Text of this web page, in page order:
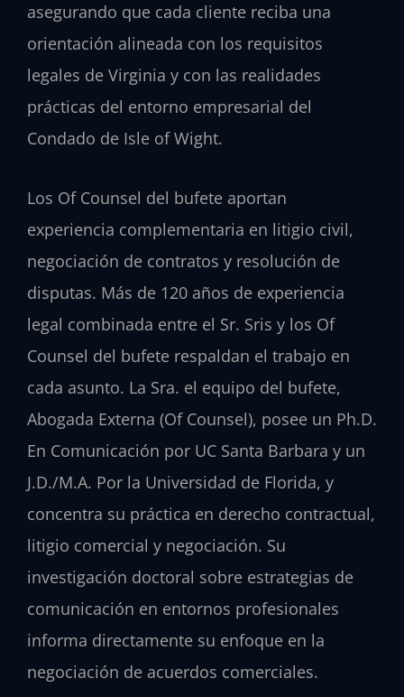
asegurando que cada cliente reciba una
orientación alineada con los requisitos
legales de Virginia y con las realidades
prácticas del entorno empresarial del
Condado de Isle of Wight.
Los Of Counsel del bufete aportan
experiencia complementaria en litigio civil,
negociación de contratos y resolución de
disputas. Más de 120 años de experiencia
legal combinada entre el Sr. Sris y los Of
Counsel del bufete respaldan el trabajo en
cada asunto. La Sra. el equipo del bufete,
Abogada Externa (Of Counsel), posee un Ph.D.
En Comunicación por UC Santa Barbara y un
J.D./M.A. Por la Universidad de Florida, y
concentra su práctica en derecho contractual,
litigio comercial y negociación. Su
investigación doctoral sobre estrategias de
comunicación en entornos profesionales
informa directamente su enfoque en la
negociación de acuerdos comerciales.